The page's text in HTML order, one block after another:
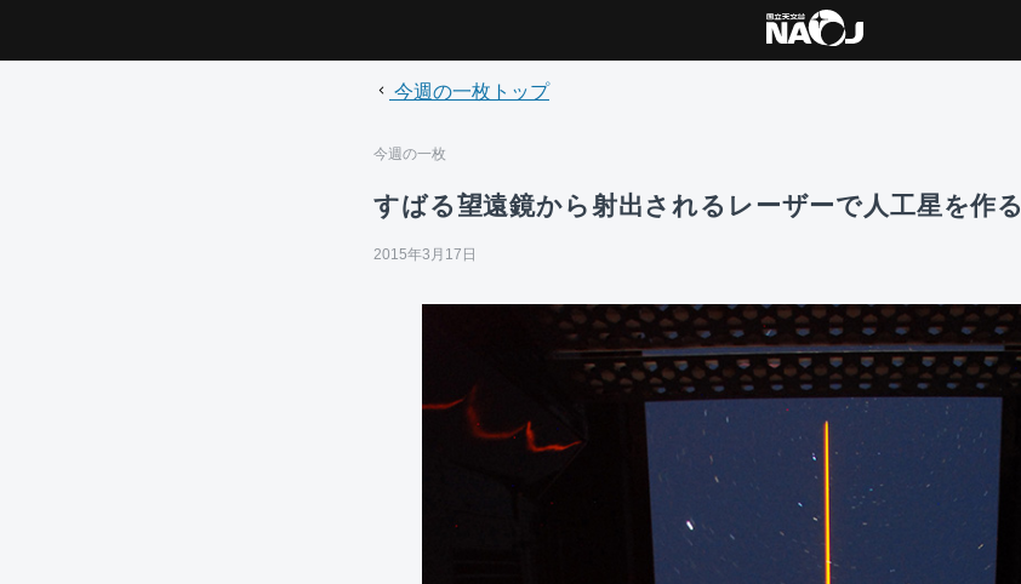
今週の一枚トップ
今週の一枚
すばる望遠鏡から射出されるレーザーで人工星を作る
2015年3月17日